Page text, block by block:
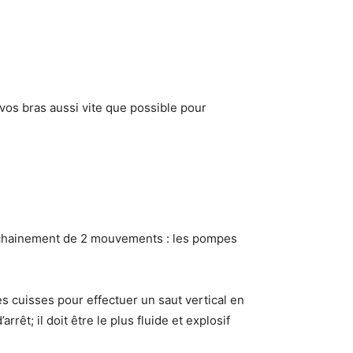
bras aussi vite que possible pour
de 2 mouvements : les pompes
cuisses pour effectuer un saut vertical en
il doit être le plus fluide et explosif